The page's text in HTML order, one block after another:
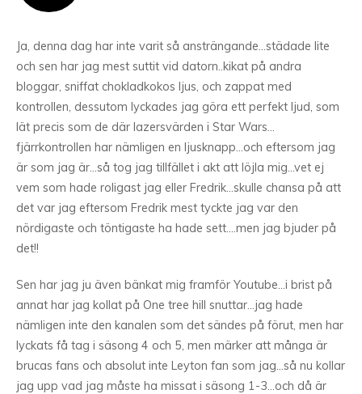
Ja, denna dag har inte varit så ansträngande…städade lite
och sen har jag mest suttit vid datorn..kikat på andra
bloggar, sniffat chokladkokos ljus, och zappat med
kontrollen, dessutom lyckades jag göra ett perfekt ljud, som
lät precis som de där lazersvärden i Star Wars…
fjärrkontrollen har nämligen en ljusknapp…och eftersom jag
är som jag är…så tog jag tillfället i akt att löjla mig…vet ej
vem som hade roligast jag eller Fredrik…skulle chansa på att
det var jag eftersom Fredrik mest tyckte jag var den
nördigaste och töntigaste ha hade sett….men jag bjuder på
det!!
Sen har jag ju även bänkat mig framför Youtube…i brist på
annat har jag kollat på One tree hill snuttar…jag hade
nämligen inte den kanalen som det sändes på förut, men har
lyckats få tag i säsong 4 och 5, men märker att många är
brucas fans och absolut inte Leyton fan som jag…så nu kollar
jag upp vad jag måste ha missat i säsong 1-3…och då är